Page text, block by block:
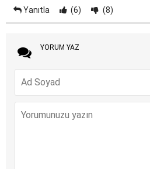
Yanıtla (6) (8)
YORUM YAZ